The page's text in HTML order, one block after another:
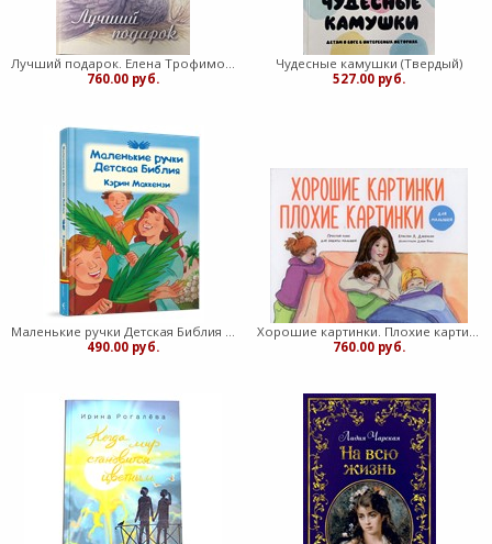
Лучший подарок. Елена Трофимова (Твердый)
760.00 руб.
Чудесные камушки (Твердый)
527.00 руб.
Маленькие ручки Детская Библия (Твердый)
490.00 руб.
Хорошие картинки. Плохие картинки для малышей (Твердый)
760.00 руб.